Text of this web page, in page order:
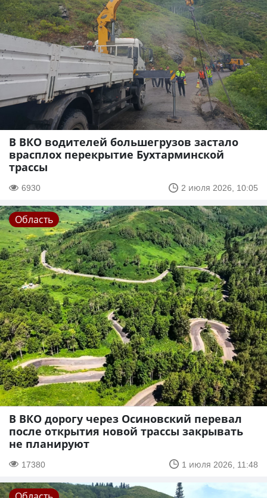
В ВКО водителей большегрузов застало
врасплох перекрытие Бухтарминской
трассы
6930 2 июля 2026, 10:05
Область
В ВКО дорогу через Осиновский перевал
после открытия новой трассы закрывать
не планируют
17380 1 июля 2026, 11:48